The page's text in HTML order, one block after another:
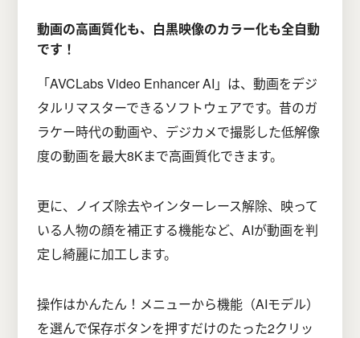
動画の高画質化も、白黒映像のカラー化も全自動
です！
「AVCLabs Video Enhancer AI」は、動画をデジ
タルリマスターできるソフトウェアです。昔のガ
ラケー時代の動画や、デジカメで撮影した低解像
度の動画を最大8Kまで高画質化できます。
更に、ノイズ除去やインターレース解除、映って
いる人物の顔を補正する機能など、AIが動画を判
定し綺麗に加工します。
操作はかんたん！メニューから機能（AIモデル）
を選んで保存ボタンを押すだけのたった2クリッ